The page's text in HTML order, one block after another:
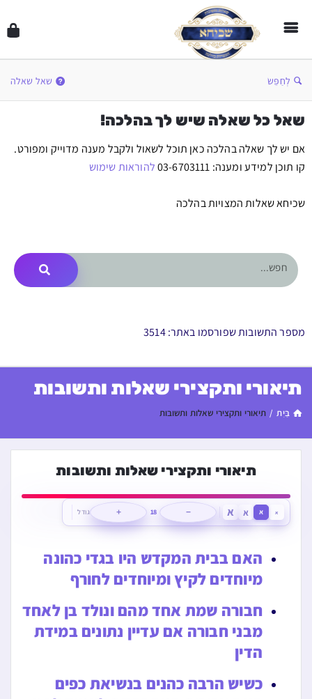
לְחַפֵּשׂ שאל שאלה
שאל כל שאלה שיש לך בהלכה!
אם יש לך שאלה בהלכה כאן תוכל לשאול ולקבל מענה מדוייק ומפורט.
קו תוכן למידע ומענה: 03-6703111
להוראות שימוש
שכיחא שאלות המצויות בהלכה
מספר התשובות שפורסמו באתר: 3514
תיאורי ותקצירי שאלות ותשובות
בַּיִת / תיאורי ותקצירי שאלות ותשובות
תיאורי ותקצירי שאלות ותשובות
א א א א −
18
+ גודל
האם בבית המקדש היו בגדי כהונה
מיוחדים לקיץ ומיוחדים לחורף
חבורה שמת אחד מהם ונולד בן לאחד
מבני חבורה אם עדיין נתונים במידת
הדין
כשיש הרבה כהנים בנשיאת כפים